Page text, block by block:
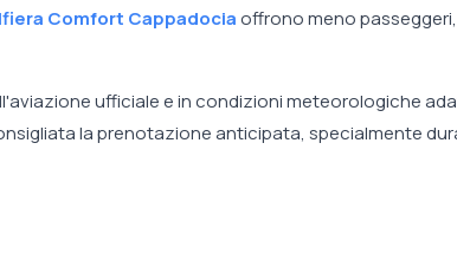
Comfort Cappadociaoffrono meno
ufficiale e in condizioni meteorologiche
la prenotazione anticipata, specialmente